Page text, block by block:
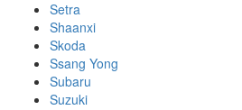
Setra
Shaanxi
Skoda
Ssang Yong
Subaru
Suzuki